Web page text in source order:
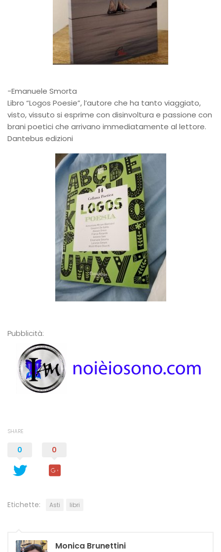
-Emanuele Smorta
Libro “Logos Poesie”, l’autore che ha tanto viaggiato,
visto, vissuto si esprime con disinvoltura e passione con
brani poetici che arrivano immediatamente al lettore.
Dantebus edizioni
Pubblicità:
SHARE
0 0
Etichette: Asti libri
Monica Brunettini